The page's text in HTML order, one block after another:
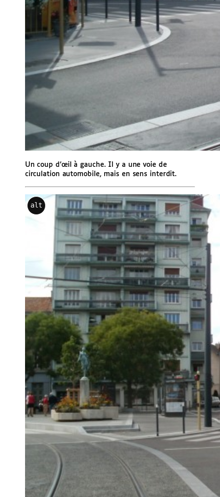
Un coup d’œil à gauche. Il y a une voie de
circulation automobile, mais en sens interdit.
alt